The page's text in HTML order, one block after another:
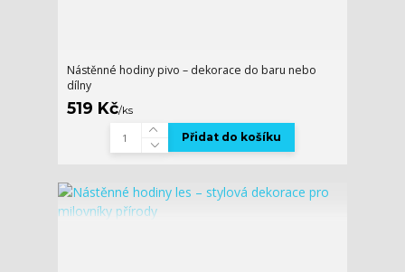
Nástěnné hodiny pivo – dekorace do baru nebo
dílny
519 Kč/ks
Přidat do košíku